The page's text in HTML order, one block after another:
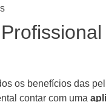
os benefícios das
contar com uma